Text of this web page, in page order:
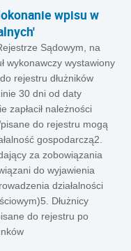
wpisu w
Sądowym, na
wykonawczy wystawiony
rejestru dłużników
30 dni od daty
zapłacił należności
do rejestru mogą
gospodarczą2.
za zobowiązania
do wyjawienia
działalności
Dłużnicy
do rejestru po